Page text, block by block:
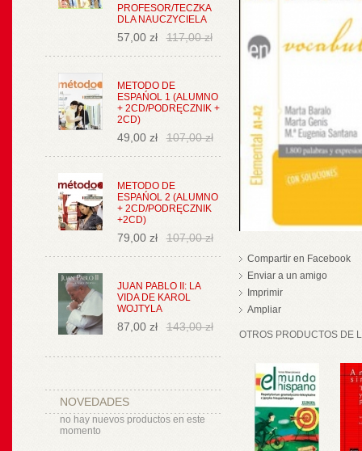
PROFESOR/TECZKA
DLA NAUCZYCIELA
57,00 zł 117,00 zł
METODO DE
ESPAŃOL 1 (ALUMNO
+ 2CD/PODRĘCZNIK +
2CD)
49,00 zł 107,00 zł
METODO DE
ESPAŃOL 2 (ALUMNO
+ 2CD/PODRĘCZNIK
+2CD)
79,00 zł 107,00 zł
JUAN PABLO II: LA
VIDA DE KAROL
WOJTYLA
87,00 zł 143,00 zł
NOVEDADES
no hay nuevos productos en este
momento
Compartir en Facebook
Enviar a un amigo
Imprimir
Ampliar
OTROS PRODUCTOS DE